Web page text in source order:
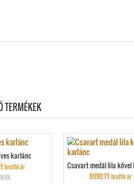
TERMÉKEK
karlánc
bruttó ár
Csavart medál lila
6990Ftbruttó ár